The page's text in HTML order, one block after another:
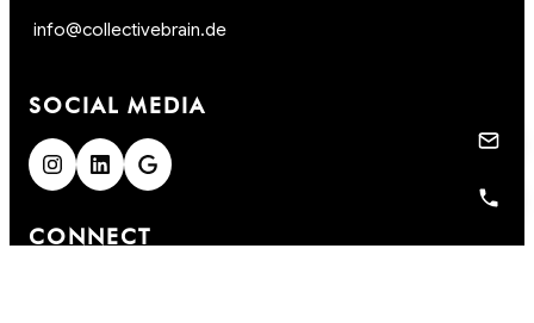
info@collectivebrain.de
SOCIAL MEDIA
CONNECT